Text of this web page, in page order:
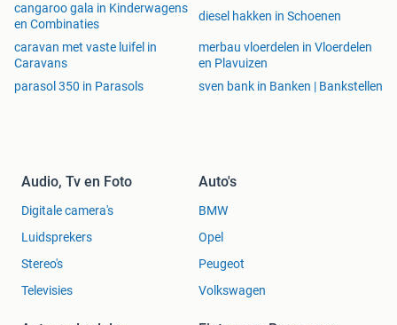
cangaroo gala in Kinderwagens
en Combinaties
diesel hakken in Schoenen
caravan met vaste luifel in
Caravans
merbau vloerdelen in Vloerdelen
en Plavuizen
parasol 350 in Parasols
sven bank in Banken | Bankstellen
Audio, Tv en Foto
Digitale camera's
Luidsprekers
Stereo's
Televisies
Auto's
BMW
Opel
Peugeot
Volkswagen